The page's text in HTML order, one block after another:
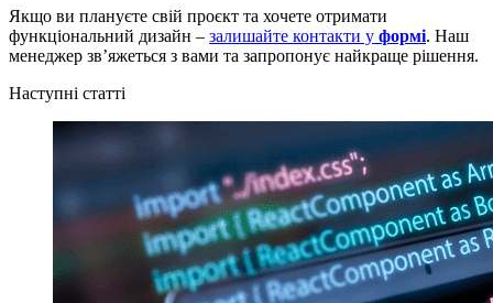
Якщо ви плануєте свій проєкт та хочете отримати
функціональний дизайн – залишайте контакти у формі. Наш
менеджер звʼяжеться з вами та запропонує найкраще рішення.
Наступні статті